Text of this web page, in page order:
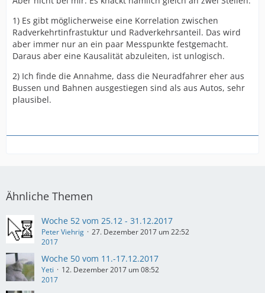
1) Es gibt möglicherweise eine Korrelation zwischen
Radverkehrtinfrastuktur und Radverkehrsanteil. Das wird
aber immer nur an ein paar Messpunkte festgemacht.
Daraus aber eine Kausalität abzuleiten, ist unlogisch.
2) Ich finde die Annahme, dass die Neuradfahrer eher aus
Bussen und Bahnen ausgestiegen sind als aus Autos, sehr
plausibel.
Ähnliche Themen
Woche 52 vom 25.12 - 31.12.2017
Peter Viehrig
27. Dezember 2017 um 22:52
2017
Woche 50 vom 11.-17.12.2017
Yeti
12. Dezember 2017 um 08:52
2017